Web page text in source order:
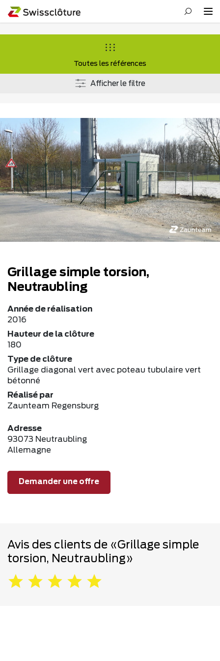
Toutes les références
Afficher le filtre
Grillage simple torsion,
Neutraubling
Année de réalisation
2016
Hauteur de la clôture
180
Type de clôture
Grillage diagonal vert avec poteau tubulaire vert
bétonné
Réalisé par
Zaunteam Regensburg
Adresse
93073 Neutraubling
Allemagne
Demander une offre
Avis des clients de «Grillage simple
torsion, Neutraubling»